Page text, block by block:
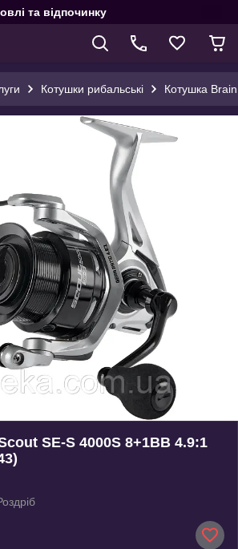
та відпочинку
Котушки рибальські Котушка
SE-S 4000S 8+1BB 4.9:1